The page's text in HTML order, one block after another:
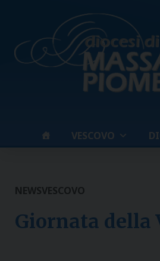
VESCOVO
NEWSVESCOVO
Giornata della